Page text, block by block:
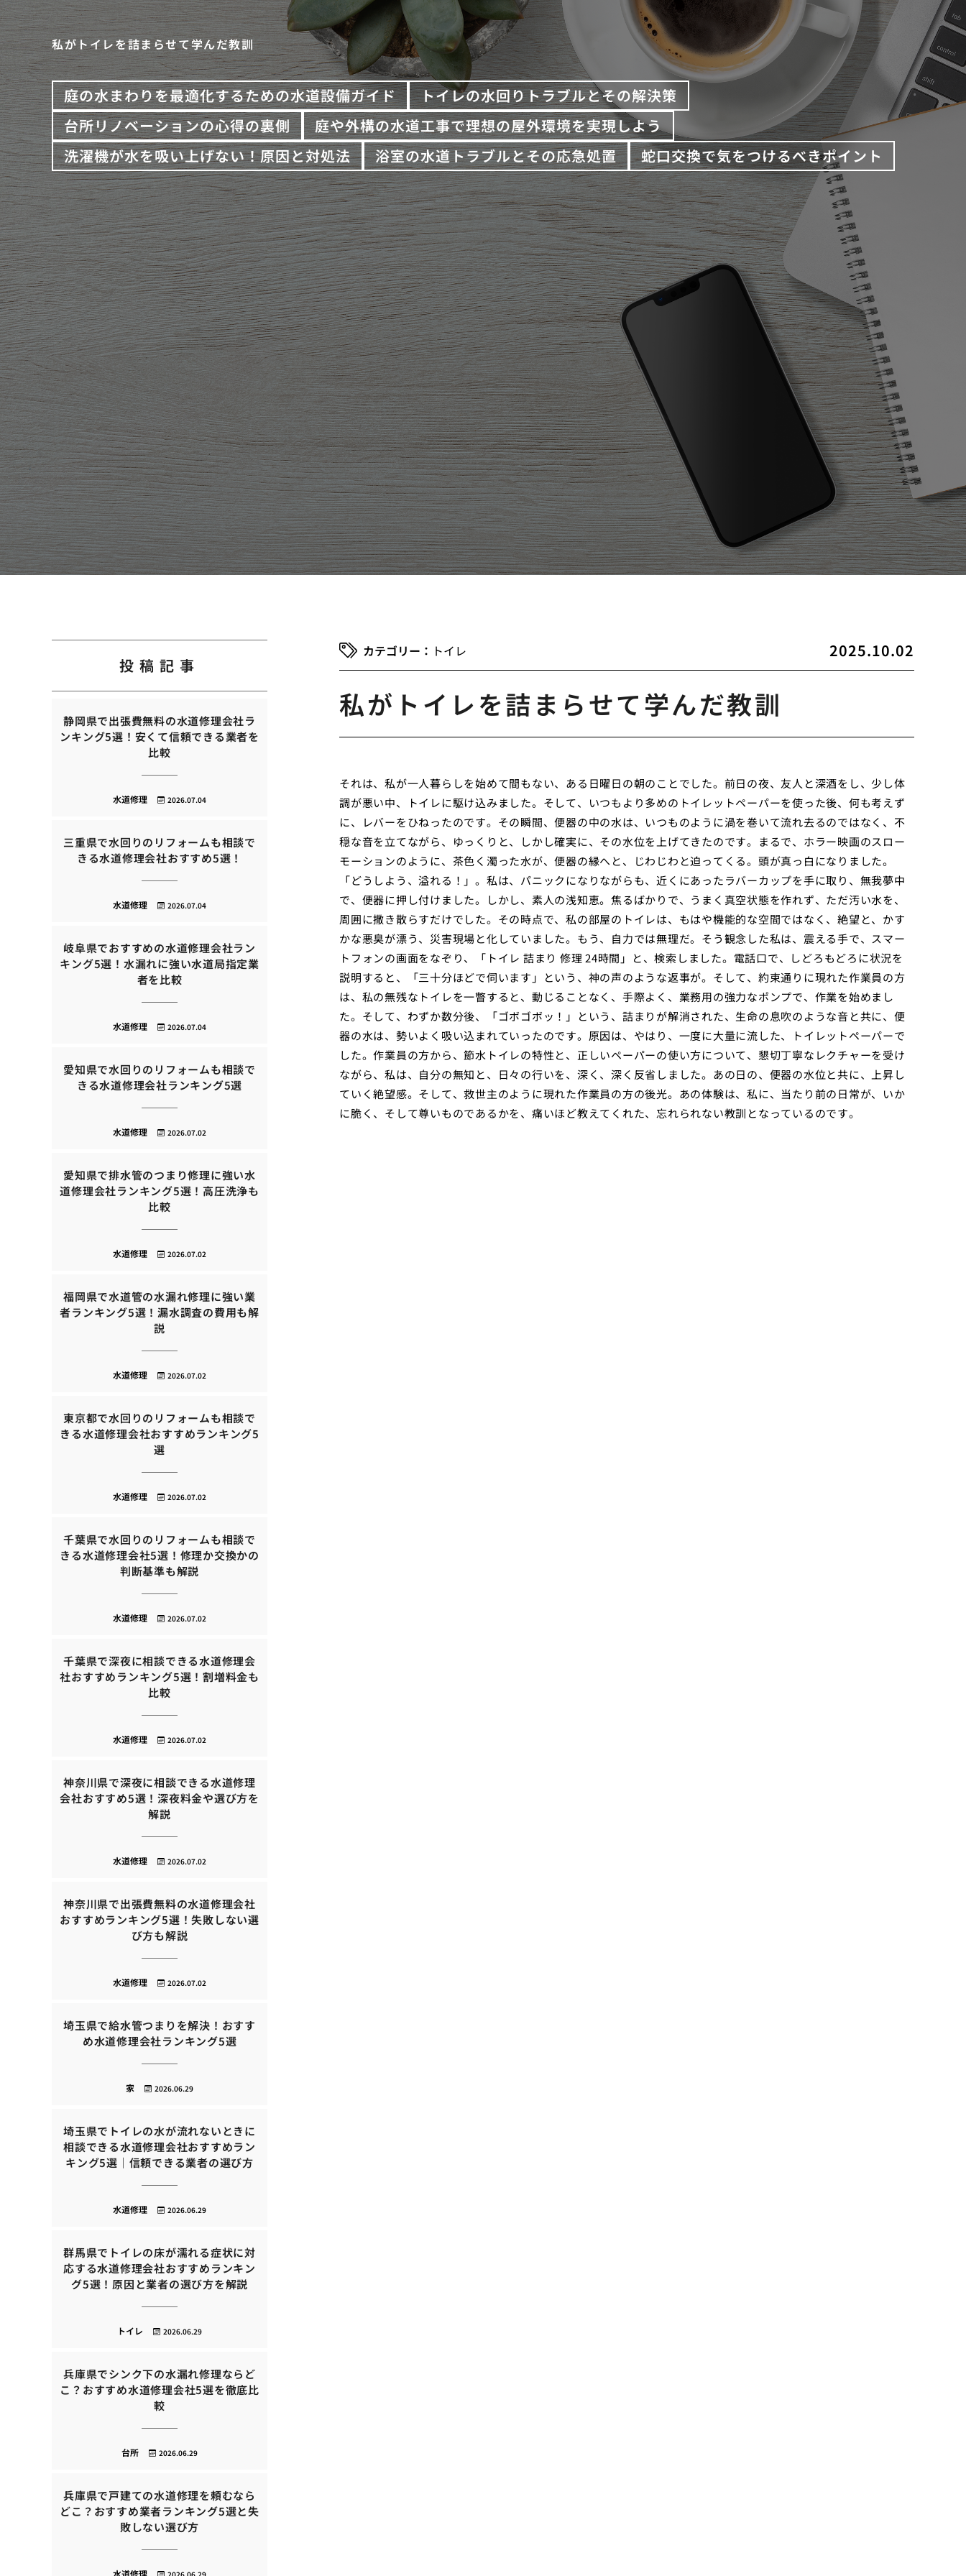
私がトイレを詰まらせて学んだ教訓
庭の水まわりを最適化するための水道設備ガイド
トイレの水回りトラブルとその解決策
台所リノベーションの心得の裏側
庭や外構の水道工事で理想の屋外環境を実現しよう
洗濯機が水を吸い上げない！原因と対処法
浴室の水道トラブルとその応急処置 蛇口交換で気をつけるべきポイント
2025.10.02
トイレ
私がトイレを詰まらせて学んだ教訓
それは、私が一人暮らしを始めて間もない、ある日曜日の朝のことでした。前日の夜、友人と深酒をし、少し体
調が悪い中、トイレに駆け込みました。そして、いつもより多めのトイレットペーパーを使った後、何も考えず
に、レバーをひねったのです。その瞬間、便器の中の水は、いつものように渦を巻いて流れ去るのではなく、不
穏な音を立てながら、ゆっくりと、しかし確実に、その水位を上げてきたのです。まるで、ホラー映画のスロー
モーションのように、茶色く濁った水が、便器の縁へと、じわじわと迫ってくる。頭が真っ白になりました。
「どうしよう、溢れる！」。私は、パニックになりながらも、近くにあったラバーカップを手に取り、無我夢中
で、便器に押し付けました。しかし、素人の浅知恵。焦るばかりで、うまく真空状態を作れず、ただ汚い水を、
周囲に撒き散らすだけでした。その時点で、私の部屋のトイレは、もはや機能的な空間ではなく、絶望と、かす
かな悪臭が漂う、災害現場と化していました。もう、自力では無理だ。そう観念した私は、震える手で、スマー
トフォンの画面をなぞり、「トイレ 詰まり 修理 24時間」と、検索しました。電話口で、しどろもどろに状況を
説明すると、「三十分ほどで伺います」という、神の声のような返事が。そして、約束通りに現れた作業員の方
は、私の無残なトイレを一瞥すると、動じることなく、手際よく、業務用の強力なポンプで、作業を始めまし
た。そして、わずか数分後、「ゴボゴボッ！」という、詰まりが解消された、生命の息吹のような音と共に、便
器の水は、勢いよく吸い込まれていったのです。原因は、やはり、一度に大量に流した、トイレットペーパーで
した。作業員の方から、節水トイレの特性と、正しいペーパーの使い方について、懇切丁寧なレクチャーを受け
ながら、私は、自分の無知と、日々の行いを、深く、深く反省しました。あの日の、便器の水位と共に、上昇し
ていく絶望感。そして、救世主のように現れた作業員の方の後光。あの体験は、私に、当たり前の日常が、いか
に脆く、そして尊いものであるかを、痛いほど教えてくれた、忘れられない教訓となっているのです。
投稿記事
静岡県で出張費無料の水道修理会社ラ
ンキング5選！安くて信頼できる業者を
比較
2026.07.04
水道修理
三重県で水回りのリフォームも相談で
きる水道修理会社おすすめ5選！
2026.07.04
水道修理
岐阜県でおすすめの水道修理会社ラン
キング5選！水漏れに強い水道局指定業
者を比較
2026.07.04
水道修理
愛知県で水回りのリフォームも相談で
きる水道修理会社ランキング5選
2026.07.02
水道修理
愛知県で排水管のつまり修理に強い水
道修理会社ランキング5選！高圧洗浄も
比較
2026.07.02
水道修理
福岡県で水道管の水漏れ修理に強い業
者ランキング5選！漏水調査の費用も解
説
2026.07.02
水道修理
東京都で水回りのリフォームも相談で
きる水道修理会社おすすめランキング5
選
2026.07.02
水道修理
千葉県で水回りのリフォームも相談で
きる水道修理会社5選！修理か交換かの
判断基準も解説
2026.07.02
水道修理
千葉県で深夜に相談できる水道修理会
社おすすめランキング5選！割増料金も
比較
2026.07.02
水道修理
神奈川県で深夜に相談できる水道修理
会社おすすめ5選！深夜料金や選び方を
解説
2026.07.02
水道修理
神奈川県で出張費無料の水道修理会社
おすすめランキング5選！失敗しない選
び方も解説
2026.07.02
水道修理
埼玉県で給水管つまりを解決！おすす
め水道修理会社ランキング5選
2026.06.29
家
埼玉県でトイレの水が流れないときに
相談できる水道修理会社おすすめラン
キング5選｜信頼できる業者の選び方
2026.06.29
水道修理
群馬県でトイレの床が濡れる症状に対
応する水道修理会社おすすめランキン
グ5選！原因と業者の選び方を解説
2026.06.29
トイレ
兵庫県でシンク下の水漏れ修理ならど
こ？おすすめ水道修理会社5選を徹底比
較
2026.06.29
台所
兵庫県で戸建ての水道修理を頼むなら
どこ？おすすめ業者ランキング5選と失
敗しない選び方
2026.06.29
水道修理